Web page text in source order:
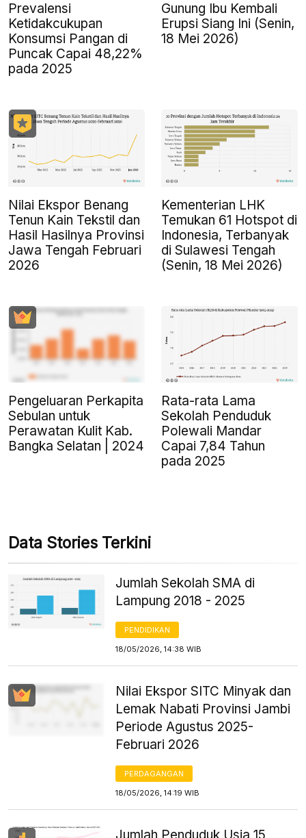
Prevalensi
Ketidakcukupan
Konsumsi Pangan di
Puncak Capai 48,22%
pada 2025
Gunung Ibu Kembali
Erupsi Siang Ini (Senin,
18 Mei 2026)
Nilai Ekspor Benang
Tenun Kain Tekstil dan
Hasil Hasilnya Provinsi
Jawa Tengah Februari
2026
Kementerian LHK
Temukan 61 Hotspot di
Indonesia, Terbanyak
di Sulawesi Tengah
(Senin, 18 Mei 2026)
Pengeluaran Perkapita
Sebulan untuk
Perawatan Kulit Kab.
Bangka Selatan | 2024
Rata-rata Lama
Sekolah Penduduk
Polewali Mandar
Capai 7,84 Tahun
pada 2025
Data Stories Terkini
Jumlah Sekolah SMA di
Lampung 2018 - 2025
PENDIDIKAN
18/05/2026, 14:38 WIB
Nilai Ekspor SITC Minyak dan
Lemak Nabati Provinsi Jambi
Periode Agustus 2025-
Februari 2026
PERDAGANGAN
18/05/2026, 14:19 WIB
Jumlah Penduduk Usia 15